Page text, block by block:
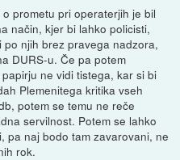
prometu pri operaterjih je bil
način, kjer bi lahko policisti,
njih brez pravega nadzora,
DURS-u. Če pa potem
ne vidi tistega, kar si bi
Plemenitega kritika vseh
potem se temu ne reče
servilnost. Potem se lahko
pa naj bodo tam zavarovani, ne
rok.